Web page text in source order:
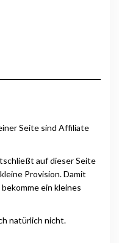
Seite sind Affiliate
auf dieser Seite
Provision. Damit
ein kleines
natürlich nicht.